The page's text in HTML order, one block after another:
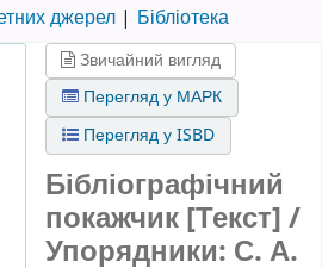
джерел
Бібліотека
Звичайний вигляд
Перегляд у МАРК
Перегляд у ISBD
Бібліографічний
покажчик [Текст] /
Упорядники: С. А.